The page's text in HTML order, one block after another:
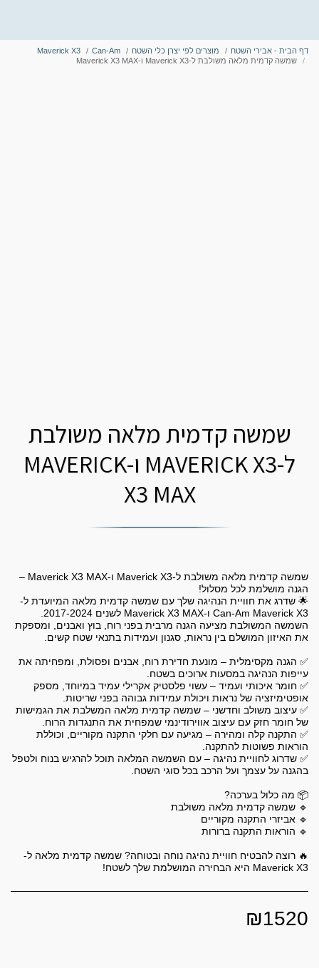
דף הבית - אבירי השטח מוצרים לפי יצרן כלי השטח Can-Am
Maverick X3
שמשה קדמית מלאה משולבת ל-Maverick X3 ו-Maverick X3 MAX
שמשה קדמית מלאה משולבת
ל-MAVERICK X3 ו-MAVERICK
X3 MAX
שמשה קדמית מלאה משולבת ל-Maverick X3 ו-Maverick X3 MAX –
🌟 שדרג את חוויית הנהיגה שלך עם שמשה קדמית מלאה המיועדת ל-
Can-Am Maverick X3 ו-Maverick X3 MAX לשנים 2017-2024.
השמשה המשולבת מציעה הגנה מרבית בפני רוח, בוץ ואבנים, ומספקת
✅ הגנה מקסימלית – מונעת חדירת רוח, אבנים ופסולת, ומפחיתה את
✅ חומר איכותי ועמיד – עשוי פלסטיק אקרילי עמיד במיוחד, מספק
✅ עיצוב משולב וחדשני – שמשה קדמית מלאה המשלבת את הגמישות
✅ התקנה קלה ומהירה – מגיעה עם חלקי התקנה מקוריים, וכוללת
✅ שדרוג לחוויית נהיגה – עם השמשה המלאה תוכל להרגיש בנוח ולטפל
🔥 רוצה להבטיח חוויית נהיגה נוחה ובטוחה? שמשה קדמית מלאה ל-
Maverick X3 היא הבחירה המושלמת שלך לשטח!
₪1520